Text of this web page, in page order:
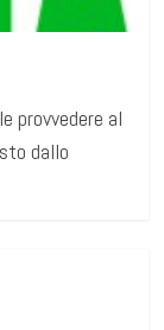
provvedere al
dallo